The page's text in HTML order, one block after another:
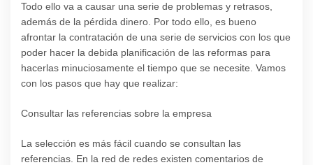
Todo ello va a causar una serie de problemas y retrasos,
además de la pérdida dinero. Por todo ello, es bueno
afrontar la contratación de una serie de servicios con los que
poder hacer la debida planificación de las reformas para
hacerlas minuciosamente el tiempo que se necesite. Vamos
con los pasos que hay que realizar:
Consultar las referencias sobre la empresa
La selección es más fácil cuando se consultan las
referencias. En la red de redes existen comentarios de